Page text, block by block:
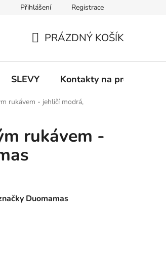
k on-line platbám Odstoupení od
Přihlášení Registrace
KOŠÍK
PRÁZDNÝ KOŠÍK
SLEVY Kontakty na prodejny
rukávem - jehličí modrá,
rukávem -
Duomamas